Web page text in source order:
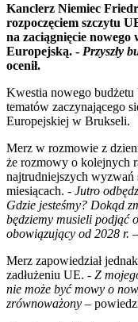
Kanclerz Niemiec
rozpoczęciem szczytu
na zaciągnięcie nowego
Europejską. - Przyszły
ocenił.
Kwestia nowego
tematów zaczynającego
Europejskiej w Brukseli.
Merz w rozmowie z
że rozmowy o kolejnych
najtrudniejszych
miesiącach. - Jutro
Gdzie jesteśmy? Dokąd
będziemy musieli podjąć
obowiązujący od 2028 r.
Merz zapowiedział
zadłużeniu UE. - Z
nie może być mowy o
zrównoważony –